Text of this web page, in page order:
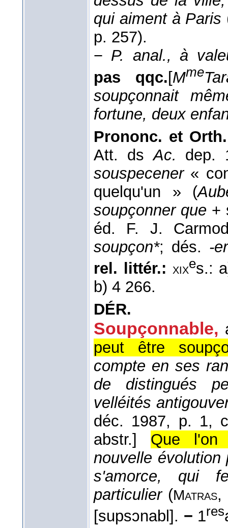
qui aiment à Paris
p. 257).
− P. anal., à
pas qqc.[Mme
soupçonnait
fortune, deux
Prononc. et
Att. dsAc.
dep.
souspecener«
quelqu'un » (
soupçonner que +
éd. F. J.
soupçon*; dés. -er
rel. littér.: xixes.:
b) 4 266.
DÉR.
Soupçonnable,
peut être
compte en ses
de distingués
velléités
déc. 1987, p. 1,
abstr.]
Que l'on
nouvelle
s'amorce, qui
particulier(Matras,
[supsɔnabl]. − 1res